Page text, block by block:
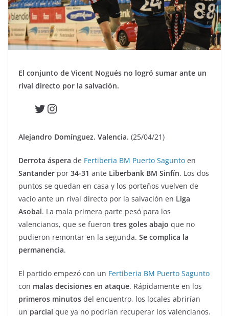
El conjunto de Vicent Nogués no logró sumar ante un
rival directo por la salvación.
Twitter
Instagram
Alejandro Domínguez. Valencia. (25/04/21)
Derrota áspera de Fertiberia BM Puerto Sagunto en
Santander por 34-31 ante Liberbank BM Sinfín. Los dos
puntos se quedan en casa y los porteños vuelven de
vacío ante un rival directo por la salvación en Liga
Asobal. La mala primera parte pesó para los
valencianos, que se fueron tres goles abajo que no
pudieron remontar en la segunda. Se complica la
permanencia.
El partido empezó con un Fertiberia BM Puerto Sagunto
con malas decisiones en ataque. Rápidamente en los
primeros minutos del encuentro, los locales abrirían
un parcial que ya no podrían recuperar los valencianos.